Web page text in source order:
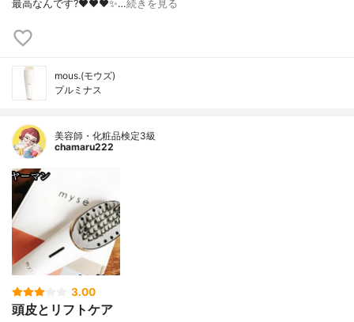
最高なんです?❤️❤️❤️✨…続きを見る
mous.(モウズ)
プルミナス
美容師・化粧品検定3級
chamaru222
3.00
頭皮とリフトケア